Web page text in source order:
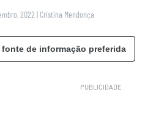
2022 | Cristina Mendonça
de informação preferida